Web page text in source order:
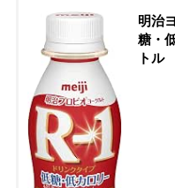
明治
糖・
トル